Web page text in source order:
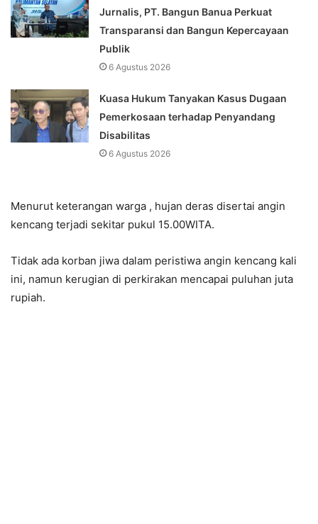
Jurnalis, PT. Bangun Banua Perkuat
Transparansi dan Bangun Kepercayaan
Publik
6 Agustus 2026
Kuasa Hukum Tanyakan Kasus Dugaan
Pemerkosaan terhadap Penyandang
Disabilitas
6 Agustus 2026
Menurut keterangan warga , hujan deras disertai angin
kencang terjadi sekitar pukul 15.00WITA.
Tidak ada korban jiwa dalam peristiwa angin kencang kali
ini, namun kerugian di perkirakan mencapai puluhan juta
rupiah.